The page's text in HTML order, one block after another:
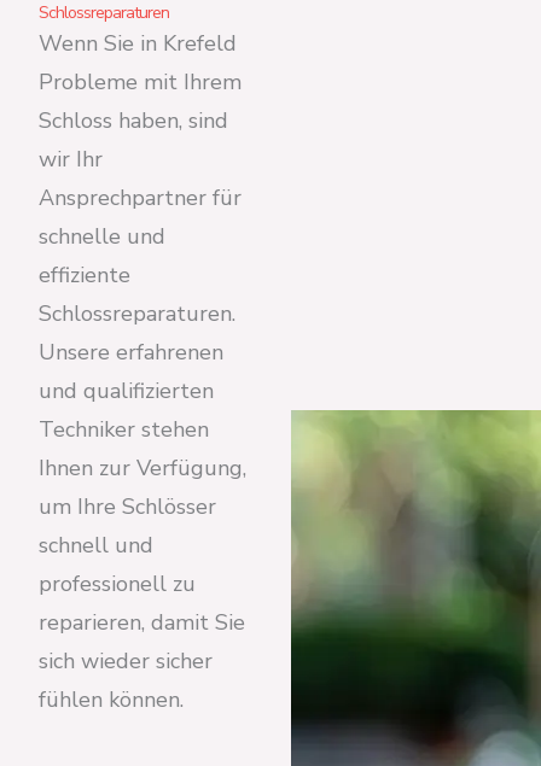
Schlossreparaturen
Wenn Sie in Krefeld
Probleme mit Ihrem
Schloss haben, sind
wir Ihr
Ansprechpartner für
schnelle und
effiziente
Schlossreparaturen.
Unsere erfahrenen
und qualifizierten
Techniker stehen
Ihnen zur Verfügung,
um Ihre Schlösser
schnell und
professionell zu
reparieren, damit Sie
sich wieder sicher
fühlen können.